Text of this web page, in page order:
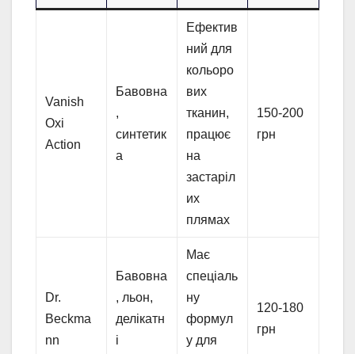
Vanish
Oxi
Action
Бавовна
,
синтетик
а
Ефектив
ний для
кольоро
вих
тканин,
працює
на
застаріл
их
плямах
150-200
грн
Dr.
Beckma
nn
Бавовна
, льон,
делікатн
і
Має
спеціаль
ну
формул
у для
120-180
грн